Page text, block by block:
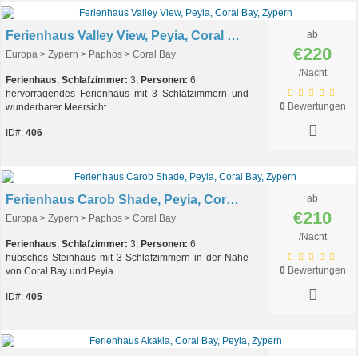
Ferienhaus Valley View, Peyia, Coral Bay, Zypern
Europa > Zypern > Paphos > Coral Bay
Ferienhaus, Schlafzimmer: 3, Personen: 6
hervorragendes Ferienhaus mit 3 Schlafzimmern und
wunderbarer Meersicht
ID#: 406
ab
€220
/Nacht
0Bewertungen
Ferienhaus Carob Shade, Peyia, Coral Bay, Zypern
Europa > Zypern > Paphos > Coral Bay
Ferienhaus, Schlafzimmer: 3, Personen: 6
hübsches Steinhaus mit 3 Schlafzimmern in der Nähe
von Coral Bay und Peyia
ID#: 405
ab
€210
/Nacht
0Bewertungen